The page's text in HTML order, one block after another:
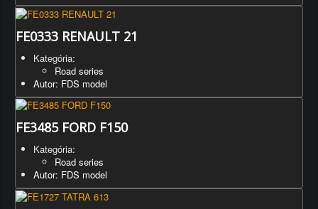
FE0333 RENAULT 21
Kategória:
Road series
Autor: FDS model
FE3485 FORD F150
Kategória:
Road series
Autor: FDS model